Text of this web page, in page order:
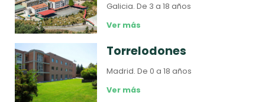
Galicia.De 3 a 18 años
Ver más
Torrelodones
Madrid.De 0 a 18 años
Ver más